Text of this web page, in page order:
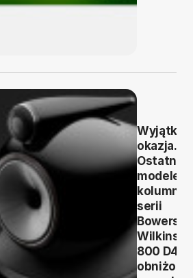
okazja.
Ostatnie
modele
kolumn
serii
Bowers &
Wilkins
800 D4 w